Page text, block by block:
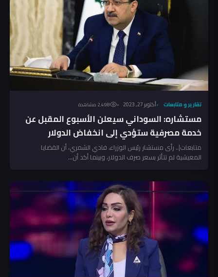
تقارير و متابعات أكتوبر 27, 2023 2٬498 مشاهدة
مستشاره: السوداني سيعلن الأسبوع المقبل عن
خدمة مصرفية ستؤدي إلى انخفاض الدولار
متابعات|.. رأى مستشار رئيس الوزراء، فادي الشمري، أن القضايا
المعيشية لم تتأثر بسعر صرف الدولار، وبينما أكد أن...